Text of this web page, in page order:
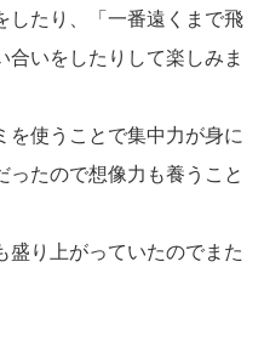
したり、「一番遠くまで飛
合いをしたりして楽しみま
を使うことで集中力が身に
ったので想像力も養うこと
盛り上がっていたのでまた